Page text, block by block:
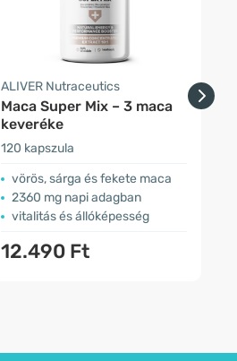
ALIVER Nutraceutics
Maca Super Mix – 3 maca
keveréke
120 kapszula
vörös, sárga és fekete maca
2360 mg napi adagban
vitalitás és állóképesség
12.490 Ft